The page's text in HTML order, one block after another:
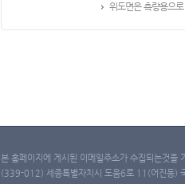
위도면은 측량용으
본 홈페이지에 게시된 이메일주소가 수집되는것을
(339-012) 세종특별자치시 도움6로 11(어진동